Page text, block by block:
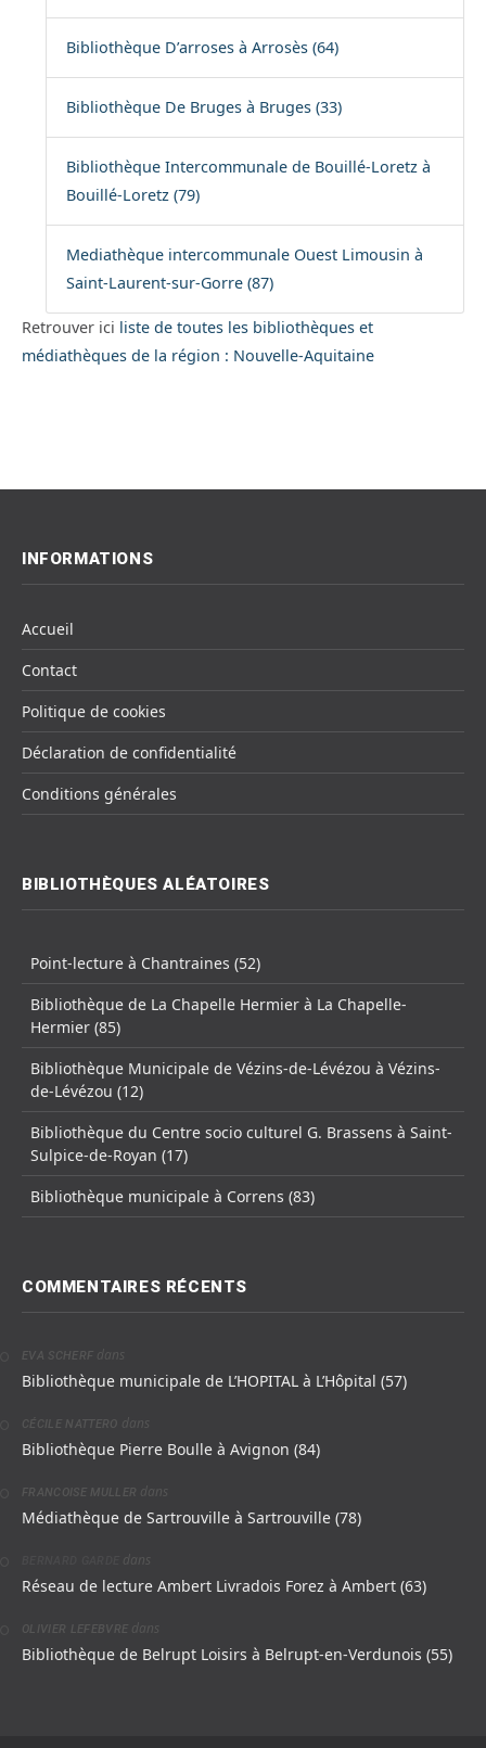
Bibliothèque D’arroses à Arrosès (64)
Bibliothèque De Bruges à Bruges (33)
Bibliothèque Intercommunale de Bouillé-Loretz à
Bouillé-Loretz (79)
Mediathèque intercommunale Ouest Limousin à
Saint-Laurent-sur-Gorre (87)
Retrouver ici liste de toutes les bibliothèques et
médiathèques de la région : Nouvelle-Aquitaine
INFORMATIONS
Accueil
Contact
Politique de cookies
Déclaration de confidentialité
Conditions générales
BIBLIOTHÈQUES ALÉATOIRES
Point-lecture à Chantraines (52)
Bibliothèque de La Chapelle Hermier à La Chapelle-
Hermier (85)
Bibliothèque Municipale de Vézins-de-Lévézou à Vézins-
de-Lévézou (12)
Bibliothèque du Centre socio culturel G. Brassens à Saint-
Sulpice-de-Royan (17)
Bibliothèque municipale à Correns (83)
COMMENTAIRES RÉCENTS
EVA SCHERF dans
Bibliothèque municipale de L’HOPITAL à L’Hôpital (57)
CÉCILE NATTERO dans
Bibliothèque Pierre Boulle à Avignon (84)
FRANCOISE MULLER dans
Médiathèque de Sartrouville à Sartrouville (78)
dans
Réseau de lecture Ambert Livradois Forez à Ambert (63)
OLIVIER LEFEBVRE dans
Bibliothèque de Belrupt Loisirs à Belrupt-en-Verdunois (55)